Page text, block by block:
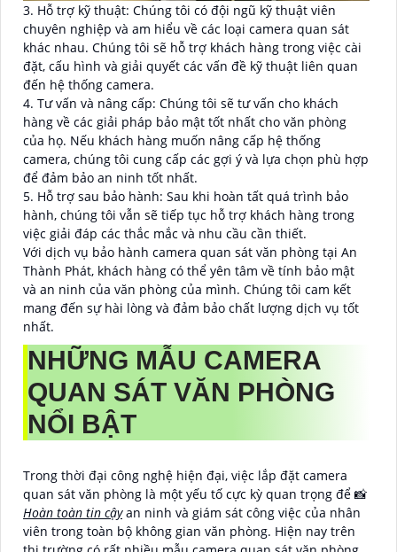
3. Hỗ trợ kỹ thuật: Chúng tôi có đội ngũ kỹ thuật viên
chuyên nghiệp và am hiểu về các loại camera quan sát
khác nhau. Chúng tôi sẽ hỗ trợ khách hàng trong việc cài
đặt, cấu hình và giải quyết các vấn đề kỹ thuật liên quan
đến hệ thống camera.
4. Tư vấn và nâng cấp: Chúng tôi sẽ tư vấn cho khách
hàng về các giải pháp bảo mật tốt nhất cho văn phòng
của họ. Nếu khách hàng muốn nâng cấp hệ thống
camera, chúng tôi cung cấp các gợi ý và lựa chọn phù hợp
để đảm bảo an ninh tốt nhất.
5. Hỗ trợ sau bảo hành: Sau khi hoàn tất quá trình bảo
hành, chúng tôi vẫn sẽ tiếp tục hỗ trợ khách hàng trong
việc giải đáp các thắc mắc và nhu cầu cần thiết.
Với dịch vụ bảo hành camera quan sát văn phòng tại An
Thành Phát, khách hàng có thể yên tâm về tính bảo mật
và an ninh của văn phòng của mình. Chúng tôi cam kết
mang đến sự hài lòng và đảm bảo chất lượng dịch vụ tốt
nhất.
NHỮNG MẪU CAMERA
QUAN SÁT VĂN PHÒNG
NỔI BẬT
Trong thời đại công nghệ hiện đại, việc lắp đặt camera
quan sát văn phòng là một yếu tố cực kỳ quan trọng để 📸
Hoàn toàn tin cậyan ninh và giám sát công việc của nhân
viên trong toàn bộ không gian văn phòng. Hiện nay trên